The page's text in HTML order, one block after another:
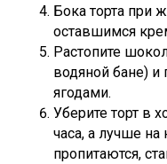
Бока торта при
оставшимся
Растопите
водяной бане) и
ягодами.
Уберите торт в
часа, а лучше
пропитаются,